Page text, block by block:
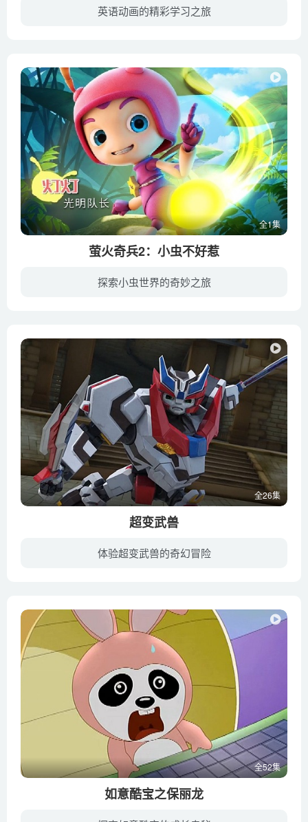
英语动画的精彩学习之旅
全1集
萤火奇兵2：小虫不好惹
探索小虫世界的奇妙之旅
全26集
超变武兽
体验超变武兽的奇幻冒险
全52集
如意酷宝之保丽龙